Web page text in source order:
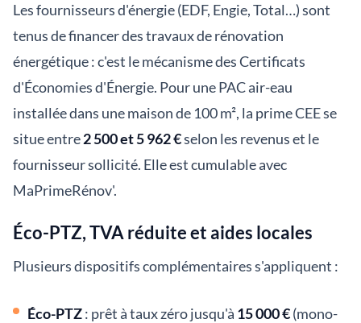
Les fournisseurs d'énergie (EDF, Engie, Total…) sont
tenus de financer des travaux de rénovation
énergétique : c'est le mécanisme des Certificats
d'Économies d'Énergie. Pour une PAC air-eau
installée dans une maison de 100 m², la prime CEE se
situe entre2 500 et 5 962 €selon les revenus et le
fournisseur sollicité. Elle est cumulable avec
MaPrimeRénov'.
Éco-PTZ, TVA réduite et aides locales
Plusieurs dispositifs complémentaires s'appliquent :
Éco-PTZ: prêt à taux zéro jusqu'à 15 000 €(mono-